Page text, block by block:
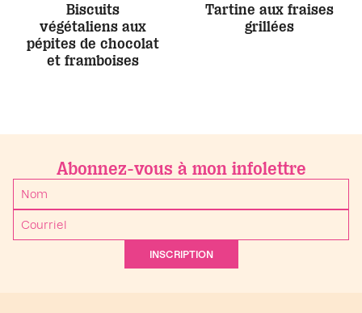
Biscuits
végétaliens aux
pépites de chocolat
et framboises
Tartine aux fraises
grillées
Abonnez-vous à mon infolettre
INSCRIPTION